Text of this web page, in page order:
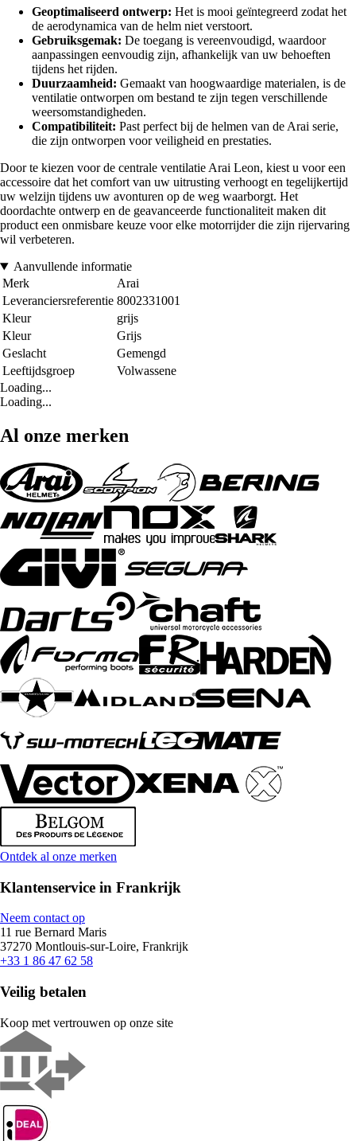
Geoptimaliseerd ontwerp: Het is mooi geïntegreerd zodat het
de aerodynamica van de helm niet verstoort.
Gebruiksgemak: De toegang is vereenvoudigd, waardoor
aanpassingen eenvoudig zijn, afhankelijk van uw behoeften
tijdens het rijden.
Duurzaamheid: Gemaakt van hoogwaardige materialen, is de
ventilatie ontworpen om bestand te zijn tegen verschillende
weersomstandigheden.
Compatibiliteit: Past perfect bij de helmen van de Arai serie,
die zijn ontworpen voor veiligheid en prestaties.
Door te kiezen voor de centrale ventilatie Arai Leon, kiest u voor een
accessoire dat het comfort van uw uitrusting verhoogt en tegelijkertijd
uw welzijn tijdens uw avonturen op de weg waarborgt. Het
doordachte ontwerp en de geavanceerde functionaliteit maken dit
product een onmisbare keuze voor elke motorrijder die zijn rijervaring
wil verbeteren.
Aanvullende informatie
Merk
Arai
Leveranciersreferentie 8002331001
Kleur
grijs
Kleur
Grijs
Geslacht
Gemengd
Leeftijdsgroep
Volwassene
Loading...
Loading...
Al onze merken
Ontdek al onze merken
Klantenservice in Frankrijk
Neem contact op
11 rue Bernard Maris
37270 Montlouis-sur-Loire, Frankrijk
+33 1 86 47 62 58
Veilig betalen
Koop met vertrouwen op onze site